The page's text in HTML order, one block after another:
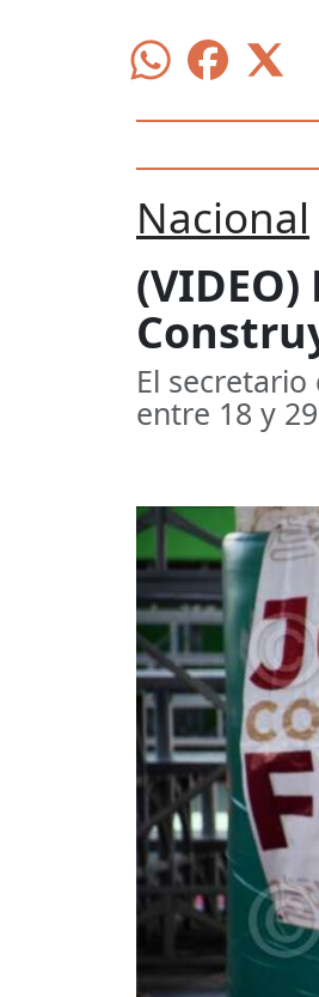
Nacional
(VIDEO)
El
entre 18 y